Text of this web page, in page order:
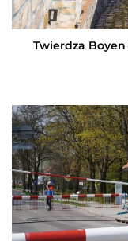
Twierdza